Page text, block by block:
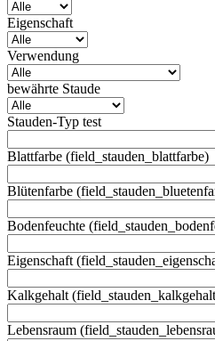
Eigenschaft
Verwendung
bewährte Staude
Stauden-Typ test
Blattfarbe (field_stauden_blattfarbe)
Blütenfarbe
Bodenfeuchte
Eigenschaft
Kalkgehalt
Lebensraum